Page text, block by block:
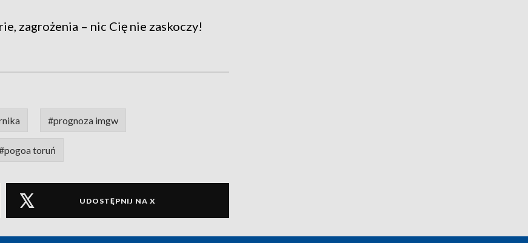
zagrożenia – nic Cię nie zaskoczy!
#prognoza imgw
toruń
UDOSTĘPNIJ NA X